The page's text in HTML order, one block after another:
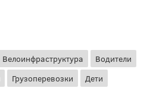
Велоинфраструктура
Водители
Грузоперевозки
Дети